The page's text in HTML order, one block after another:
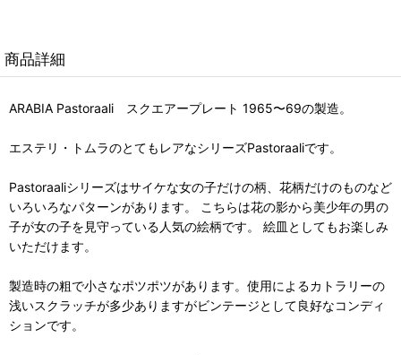
商品詳細
ARABIA Pastoraali スクエアープレート 1965〜69の製造。
エステリ・トムラのとてもレアなシリーズPastoraaliです。
Pastoraaliシリーズはサイケな女の子だけの柄、花柄だけのものなど
いろいろなパターンがあります。 こちらは花の影から美少年の男の
子が女の子を見守っている人気の絵柄です。 絵皿としてもお楽しみ
いただけます。
製造時の粗で小さなポツポツがあります。使用によるカトラリーの
浅いスクラッチが多少ありますがビンテージとして良好なコンディ
ションです。